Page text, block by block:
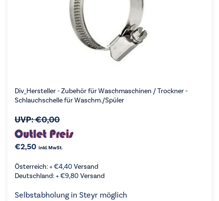
Div_Hersteller - Zubehör für Waschmaschinen / Trockner -
Schlauchschelle für Waschm./Spüler
UVP:€0,00
€2,50 inkl. MwSt.
Österreich: +€4,40 Versand
Deutschland: +€9,80 Versand
Selbstabholung in Steyr möglich